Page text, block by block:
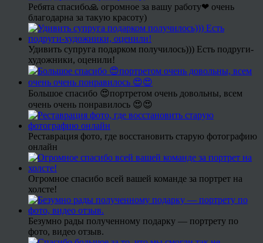
Ребята спасибо🙏 огромное за вашу работу❤ очень
благодарна за такую красоту)
Удивить супруга подарком получилось))) Есть подруги-
художники, оценили!
Большое спасибо 😍портретом очень довольны, всем
очень очень понравилось 😍😍
Реставрация фото, где восстановить старую фотографию
онлайн
Огромное спасибо всей вашей команде за портрет на
холсте!
Безумно рады полученному подарку — портрету по
фото, видео отзыв.